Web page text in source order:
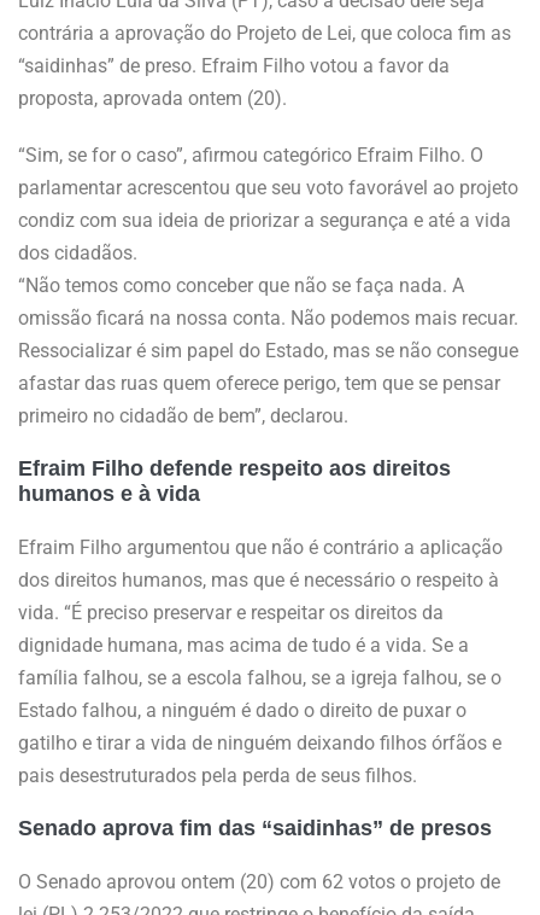
contrária a aprovação do Projeto de Lei, que coloca fim as
“saidinhas” de preso. Efraim Filho votou a favor da
proposta, aprovada ontem (20).
“Sim, se for o caso”, afirmou categórico Efraim Filho. O
parlamentar acrescentou que seu voto favorável ao projeto
condiz com sua ideia de priorizar a segurança e até a vida
dos cidadãos.
“Não temos como conceber que não se faça nada. A
omissão ficará na nossa conta. Não podemos mais recuar.
Ressocializar é sim papel do Estado, mas se não consegue
afastar das ruas quem oferece perigo, tem que se pensar
primeiro no cidadão de bem”, declarou.
Efraim Filho defende respeito aos direitos
humanos e à vida
Efraim Filho argumentou que não é contrário a aplicação
dos direitos humanos, mas que é necessário o respeito à
vida. “É preciso preservar e respeitar os direitos da
dignidade humana, mas acima de tudo é a vida. Se a
família falhou, se a escola falhou, se a igreja falhou, se o
Estado falhou, a ninguém é dado o direito de puxar o
gatilho e tirar a vida de ninguém deixando filhos órfãos e
pais desestruturados pela perda de seus filhos.
Senado aprova fim das “saidinhas” de presos
O Senado aprovou ontem (20) com 62 votos o projeto de